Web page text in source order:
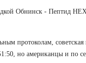
Обнинск - Пептид
протоколам, советская
но американцы и по